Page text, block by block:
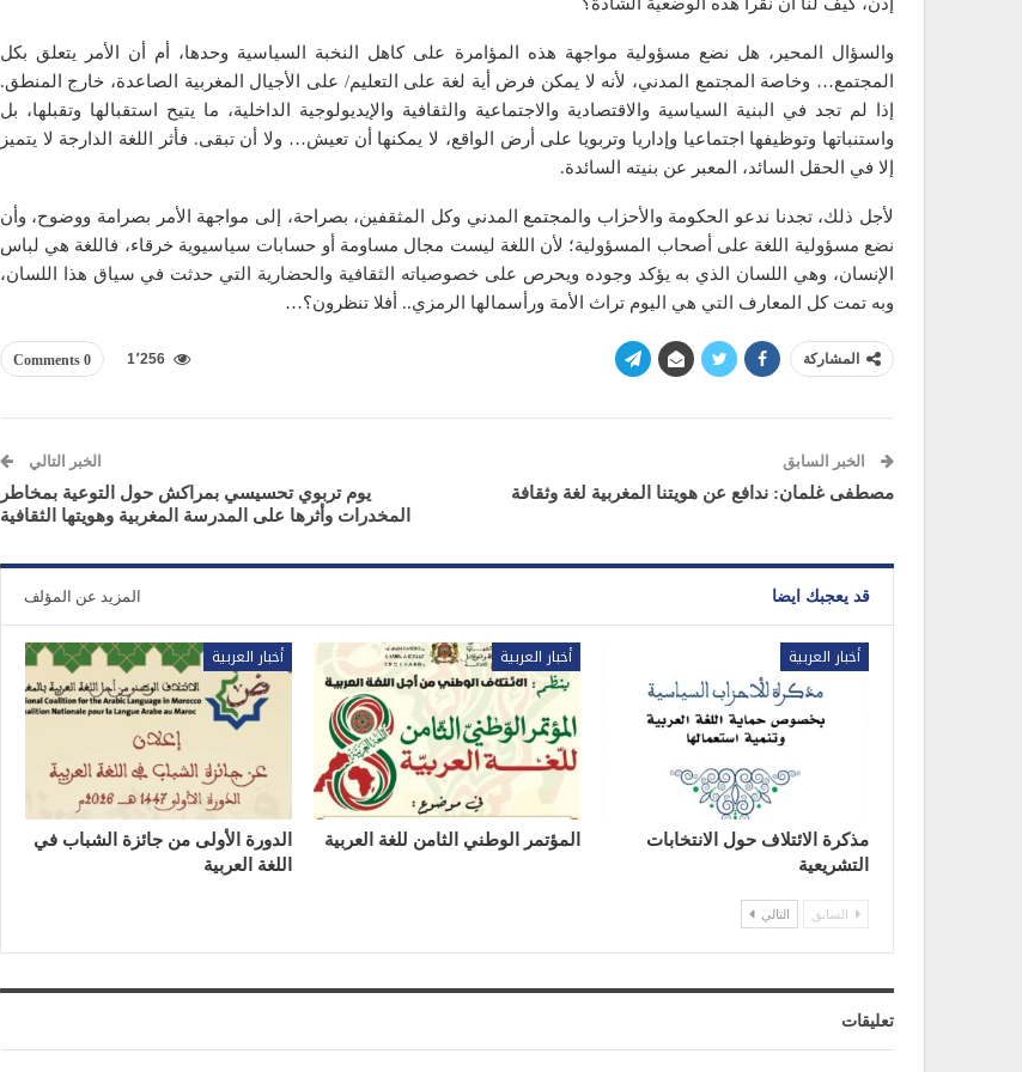
إذن، كيف لنا أن نقرأ هذه الوضعية الشاذة؟
والسؤال المحير، هل نضع مسؤولية مواجهة هذه المؤامرة على كاهل النخبة السياسية وحدها، أم أن الأمر يتعلق بكل
المجتمع… وخاصة المجتمع المدني، لأنه لا يمكن فرض أية لغة على التعليم/ على الأجيال المغربية الصاعدة، خارج المنطق.
إذا لم تجد في البنية السياسية والاقتصادية والاجتماعية والثقافية والإيديولوجية الداخلية، ما يتيح استقبالها وتقبلها، بل
واستنباتها وتوظيفها اجتماعيا وإداريا وتربويا على أرض الواقع، لا يمكنها أن تعيش… ولا أن تبقى. فأثر اللغة الدارجة لا يتميز
إلا في الحقل السائد، المعبر عن بنيته السائدة.
لأجل ذلك، تجدنا ندعو الحكومة والأحزاب والمجتمع المدني وكل المثقفين، بصراحة، إلى مواجهة الأمر بصرامة ووضوح، وأن
نضع مسؤولية اللغة على أصحاب المسؤولية؛ لأن اللغة ليست مجال مساومة أو حسابات سياسيوية خرقاء، فاللغة هي لباس
الإنسان، وهي اللسان الذي به يؤكد وجوده ويحرص على خصوصياته الثقافية والحضارية التي حدثت في سياق هذا اللسان،
وبه تمت كل المعارف التي هي اليوم تراث الأمة ورأسمالها الرمزي.. أفلا تنظرون؟…
المشاركة 0 Comments 1٬256
الخبر السابق
مصطفى غلمان: ندافع عن هويتنا المغربية لغة وثقافة
الخبر التالي
يوم تربوي تحسيسي بمراكش حول التوعية بمخاطر
المخدرات وأثرها على المدرسة المغربية وهويتها الثقافية
قد يعجبك ايضا المزيد عن المؤلف
أخبار العربية
مذكرة الائتلاف حول الانتخابات
التشريعية
أخبار العربية
المؤتمر الوطني الثامن للغة العربية
أخبار العربية
الدورة الأولى من جائزة الشباب في
اللغة العربية
السابق التالي
تعليقات